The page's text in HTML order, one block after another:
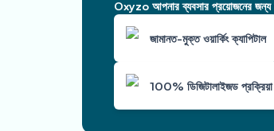
Oxyzo আপনার ব্যবসার প্রয়োজনের জন্য
জামানত-মুক্ত ওয়ার্কিং ক্যাপিটাল
100% ডিজিটালাইজড প্রক্রিয়া